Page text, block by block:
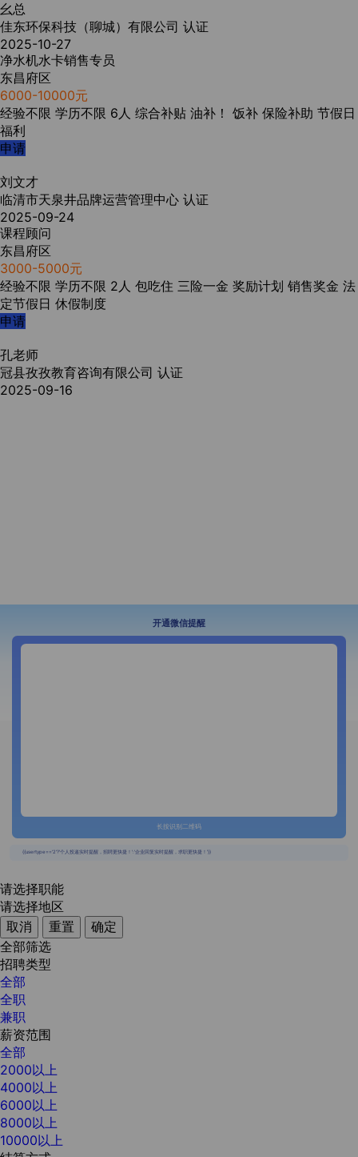
幺总
佳东环保科技（聊城）有限公司 认证
2025-10-27
净水机水卡销售专员
东昌府区
6000-10000元
经验不限 学历不限 6人 综合补贴 油补！ 饭补 保险补助 节假日
福利
申请
刘文才
临清市天泉井品牌运营管理中心 认证
2025-09-24
课程顾问
东昌府区
3000-5000元
经验不限 学历不限 2人 包吃住 三险一金 奖励计划 销售奖金 法
定节假日 休假制度
申请
孔老师
冠县孜孜教育咨询有限公司 认证
2025-09-16
开通微信提醒
长按识别二维码
{{usertype=='2'?'个人投递实时提醒，招聘更快捷！':'企业回复实时提醒，求职更快捷！'}}
请选择职能
请选择地区
取消
重置
确定
全部筛选
招聘类型
全部
全职
兼职
薪资范围
全部
2000以上
4000以上
6000以上
8000以上
10000以上